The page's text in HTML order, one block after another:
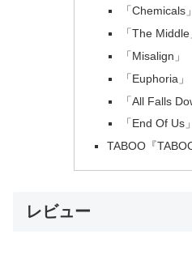
「Chemicals」
「The Middle
「Misalign」
「Euphoria」
「All Falls
「End Of Us」
TABOO『
レビュー